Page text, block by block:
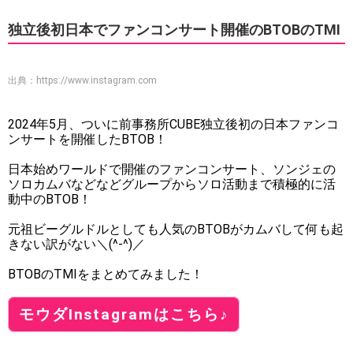
独立後初日本でファンコンサート開催のBTOBのTMI
出典： https://www.instagram.com
2024年5月、ついに前事務所CUBE独立後初の日本ファンコ
ンサートを開催したBTOB！
日本始めワールドで開催のファンコンサート、ソンジェの
ソロカムバなどなどグループからソロ活動まで積極的に活
動中のBTOB！
元祖ビーグルドルとしても人気のBTOBがカムバして何も起
きない訳がない＼(^-^)／
BTOBのTMIをまとめてみました！
モウダInstagramはこちら♪